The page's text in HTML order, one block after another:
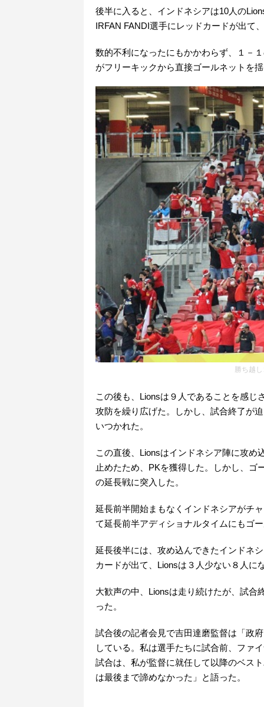
後半に入ると、インドネシアは10人の
IRFAN FANDI選手にレッドカードが出て
数的不利になったにもかかわらず、１－
がフリーキックから直接ゴールネットを
勝ち越
この後も、Lionsは９人であることを感じ
攻防を繰り広げた。しかし、試合終了が
いつかれた。
この直後、Lionsはインドネシア陣に攻め
止めたため、PKを獲得した。しかし、ゴ
の延長戦に突入した。
延長前半開始まもなくインドネシアがチ
て延長前半アディショナルタイムにもゴ
延長後半には、攻め込んできたインドネ
カードが出て、Lionsは３人少ない８人に
大歓声の中、Lionsは走り続けたが、試合
った。
試合後の記者会見で吉田達磨監督は「政
している。私は選手たちに試合前、ファ
試合は、私が監督に就任して以降のベス
は最後まで諦めなかった」と語った。